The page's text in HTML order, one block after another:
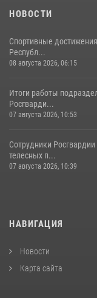
НОВОСТИ
Спортивные
Республ...
08 августа 2026, 06:15
Итоги работы
Росгварди...
07 августа 2026, 10:53
Сотрудники
телесных п...
07 августа 2026, 10:39
НАВИГАЦИЯ
Новости
Карта сайта